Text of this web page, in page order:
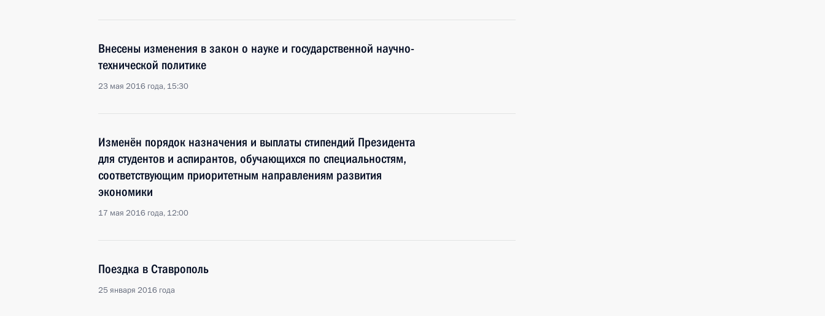
Внесены изменения в закон о науке и государственной научно-
технической политике
23 мая 2016 года, 15:30
Изменён порядок назначения и выплаты стипендий Президента
для студентов и аспирантов, обучающихся по специальностям,
соответствующим приоритетным направлениям развития
экономики
17 мая 2016 года, 12:00
Поездка в Ставрополь
25 января 2016 года